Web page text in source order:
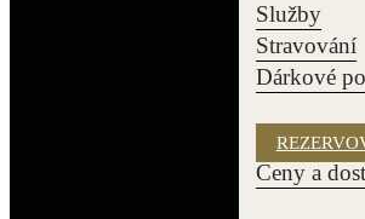
Služby
Stravování
Dárkové
Ceny a